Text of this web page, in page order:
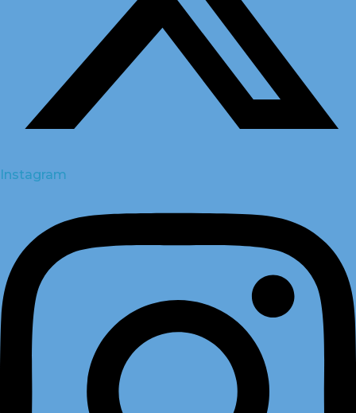
Instagram